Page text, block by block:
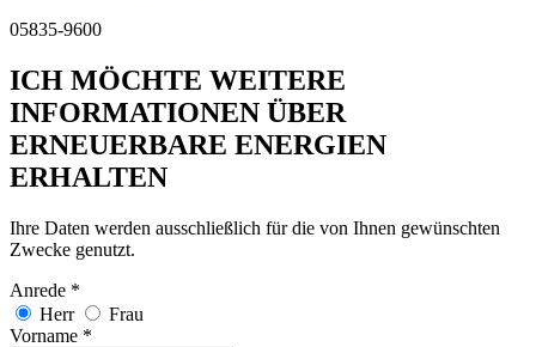
05835-9600
ICH MÖCHTE WEITERE
INFORMATIONEN ÜBER
ERNEUERBARE ENERGIEN
ERHALTEN
Ihre Daten werden ausschließlich für die von Ihnen gewünschten
Zwecke genutzt.
Anrede *
Herr
Frau
Vorname *